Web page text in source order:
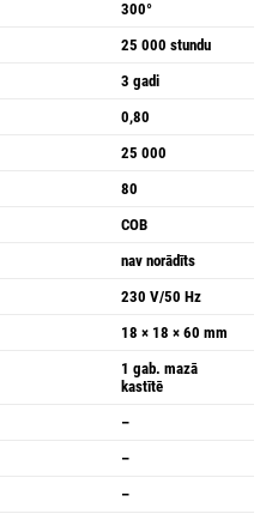
300°
25 000 stundu
3 gadi
0,80
25 000
80
COB
nav norādīts
230 V/50 Hz
18 × 18 × 60 mm
1 gab. mazā
kastītē
–
–
–